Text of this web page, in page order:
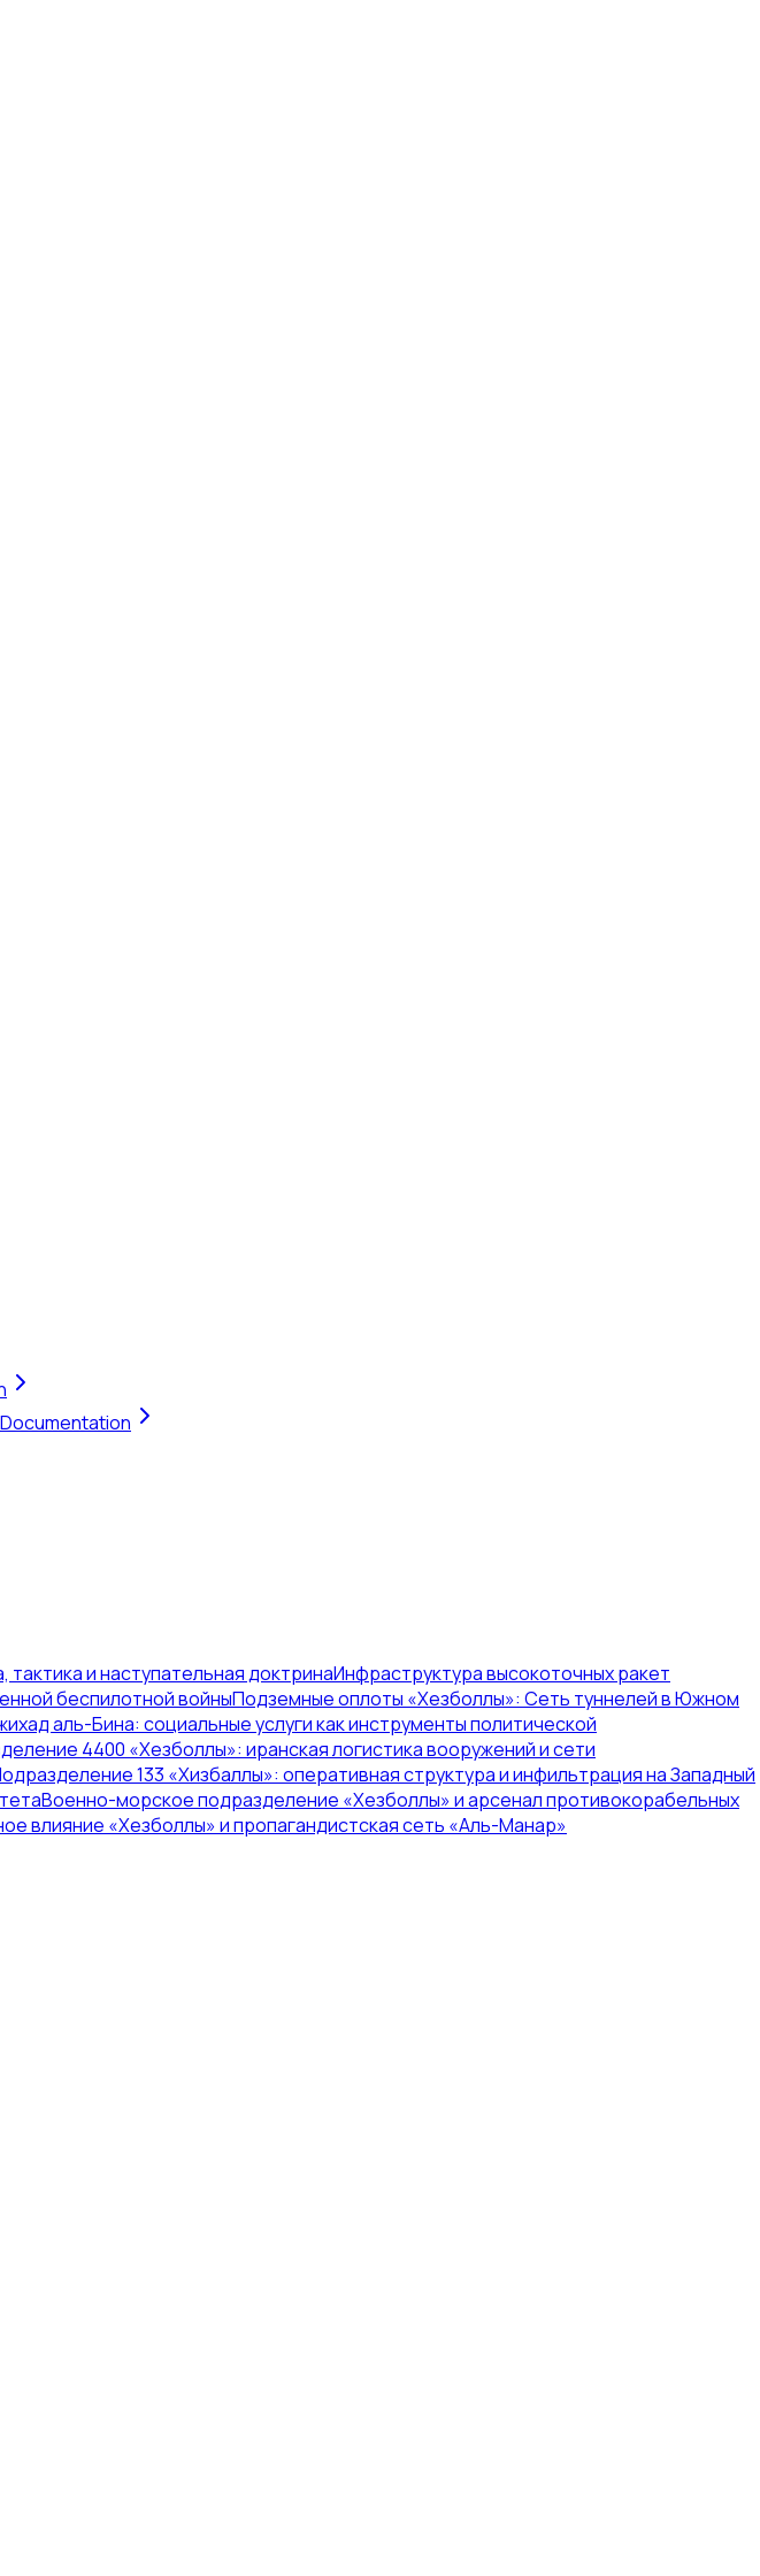
и наступательная доктринаИнфраструктура высокоточных ракет
беспилотной войныПодземные оплоты «Хезболлы»: Сеть туннелей в Южном
аль-Бина: социальные услуги как инструменты политической
4400 «Хезболлы»: иранская логистика вооружений и сети
133 «Хизбаллы»: оперативная структура и инфильтрация на Западный
Военно-морское подразделение «Хезболлы» и арсенал противокорабельных
влияние «Хезболлы» и пропагандистская сеть «Аль-Манар»